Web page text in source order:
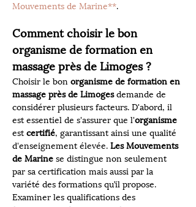
Mouvements de Marine**.
Comment choisir le bon
organisme de formation en
massage près de Limoges ?
Choisir le bon organisme de formation en
massage près de Limoges demande de
considérer plusieurs facteurs. D'abord, il
est essentiel de s'assurer que l'organisme
est certifié, garantissant ainsi une qualité
d'enseignement élevée. Les Mouvements
de Marine se distingue non seulement
par sa certification mais aussi par la
variété des formations qu’il propose.
Examiner les qualifications des